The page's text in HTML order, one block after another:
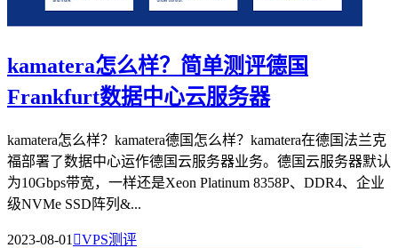
kamatera怎么样？简单测评德国
Frankfurt数据中心云服务器
kamatera怎么样？kamatera德国怎么样？kamatera在德国法兰克
福部署了数据中心运作德国云服务器业务。德国云服务器默认
为10Gbps带宽，一样还是Xeon Platinum 8358P、DDR4、企业
级NVMe SSD阵列&...
2023-08-01 VPS测评